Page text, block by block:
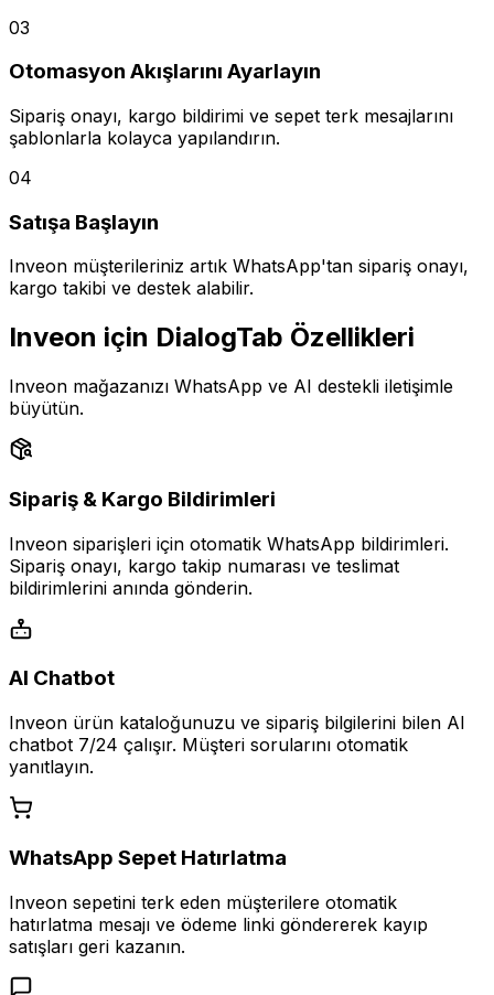
03
Otomasyon Akışlarını Ayarlayın
Sipariş onayı, kargo bildirimi ve sepet terk mesajlarını
şablonlarla kolayca yapılandırın.
04
Satışa Başlayın
Inveon müşterileriniz artık WhatsApp'tan sipariş onayı,
kargo takibi ve destek alabilir.
Inveon için DialogTab Özellikleri
Inveon mağazanızı WhatsApp ve AI destekli iletişimle
büyütün.
Sipariş & Kargo Bildirimleri
Inveon siparişleri için otomatik WhatsApp bildirimleri.
Sipariş onayı, kargo takip numarası ve teslimat
bildirimlerini anında gönderin.
AI Chatbot
Inveon ürün kataloğunuzu ve sipariş bilgilerini bilen AI
chatbot 7/24 çalışır. Müşteri sorularını otomatik
yanıtlayın.
WhatsApp Sepet Hatırlatma
Inveon sepetini terk eden müşterilere otomatik
hatırlatma mesajı ve ödeme linki göndererek kayıp
satışları geri kazanın.